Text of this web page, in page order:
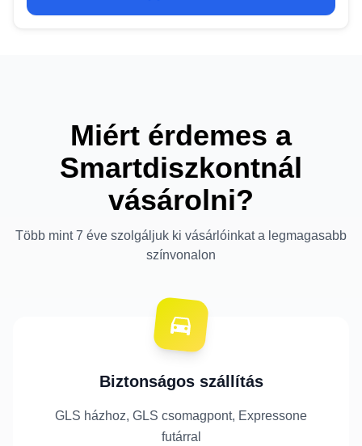
Miért érdemes a
Smartdiszkontnál
vásárolni?
Több mint 7 éve szolgáljuk ki vásárlóinkat a legmagasabb
színvonalon
Biztonságos szállítás
GLS házhoz, GLS csomagpont, Expressone
futárral